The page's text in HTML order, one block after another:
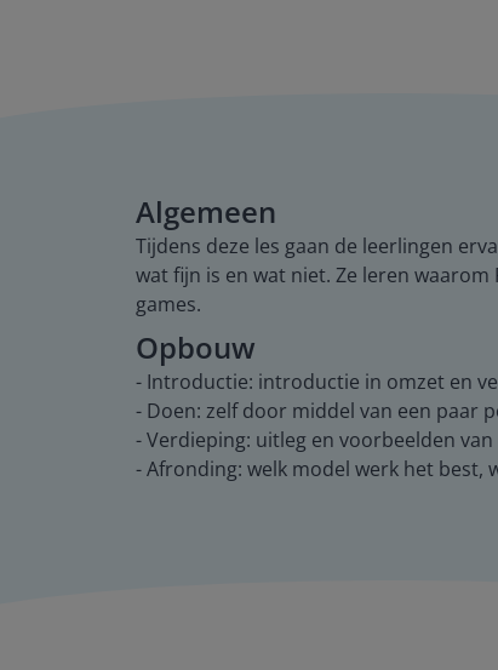
Algemeen
Tijdens deze les gaan de leerlingen
wat fijn is en wat niet. Ze leren
games.
Opbouw
- Introductie: introductie in omzet en
- Doen: zelf door middel van een paar
- Verdieping: uitleg en voorbeelden
- Afronding: welk model werk het best,